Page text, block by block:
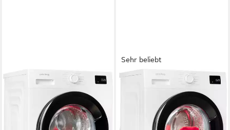
Waschmaschine MY TIME
PWF 1074A MY TIME DE
Kapazität Waschen
Betriebsgeräusch
Sehr beliebt
Waschmaschine MY TIME
PWF 774A MY TIME DE
Kapazität Waschen
Betriebsgeräusch